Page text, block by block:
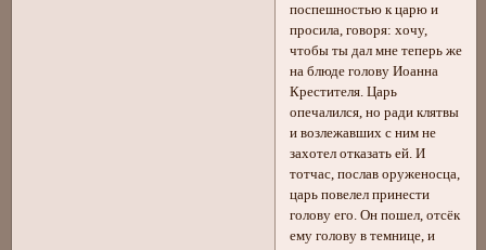
поспешностью к царю и
просила, говоря: хочу,
чтобы ты дал мне теперь же
на блюде голову Иоанна
Крестителя. Царь
опечалился, но ради клятвы
и возлежавших с ним не
захотел отказать ей. И
тотчас, послав оруженосца,
царь повелел принести
голову его. Он пошел, отсёк
ему голову в темнице, и